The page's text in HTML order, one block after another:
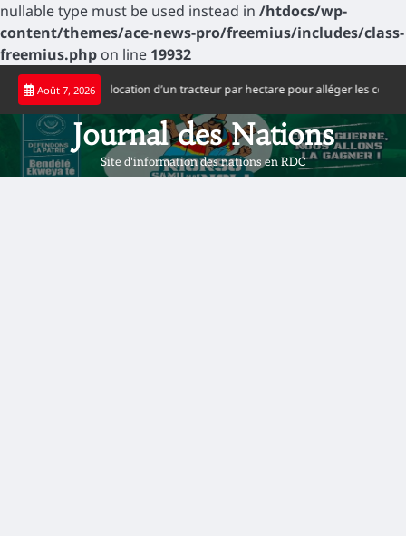
nullable type must be used instead in /htdocs/wp-
content/themes/ace-news-pro/freemius/includes/class-
freemius.php on line 19932
Skip
content
Août 7, 2026
65 dollars la location d’un tracteur par hectare pour alléger les coûts de
Journal des Nations
Site d'information des nations en RDC